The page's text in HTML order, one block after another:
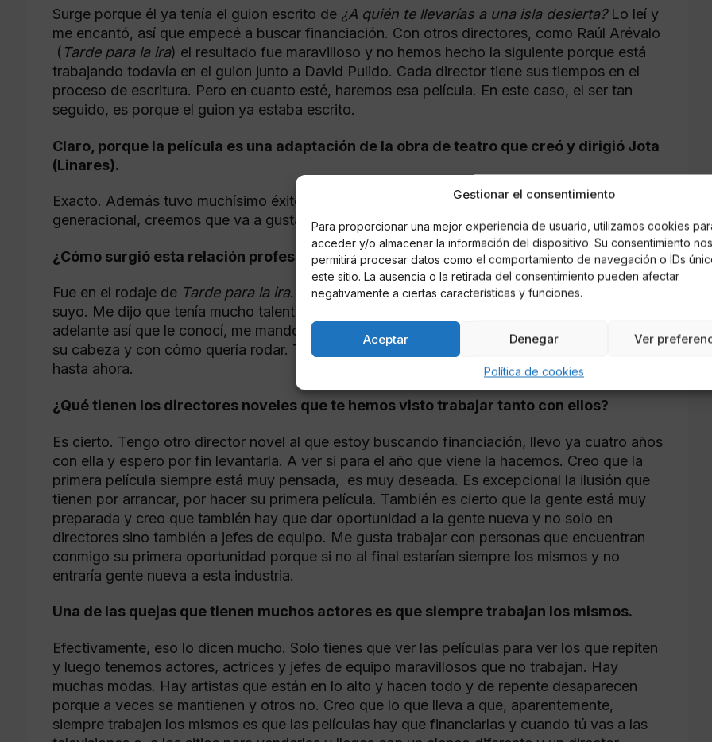
Gestionar el consentimiento
Para proporcionar una mejor experiencia de usuario, utilizamos cookies
acceder y/o almacenar la información del dispositivo. Su consentimiento nos
permitirá procesar datos como el comportamiento de navegación o IDs
este sitio. La ausencia o la retirada del consentimiento pueden afectar
negativamente a ciertas características y funciones.
Aceptar Denegar Ver
Política de cookies
Surge porque él ya tenía el guion escrito de ¿A quién te llevarías a una isla desierta?Lo leí y
me encantó, así que empecé a buscar financiación. Con otros directores, como Raúl Arévalo
( Tarde para la ira) el resultado fue maravilloso y no hemos hecho la siguiente porque está
trabajando todavía en el guion junto a David Pulido. Cada director tiene sus tiempos en el
proceso de escritura. Pero en cuanto esté, haremos esa película. En este caso, el ser tan
seguido, es porque el guion ya estaba escrito.
Claro, porque la película es una adaptación de la obra de teatro que creó y dirigió Jota
(Linares).
Exacto. Además tuvo muchísimo éxito y ha viajado mucho. La película es un viaje
generacional, creemos que va a gustar mucho por el tipo de historia que cuenta.
¿Cómo surgió esta relación profesional entre Jota Linares y tú?
Fue en el rodaje de Tarde para la ira. Manolo Pavón me habló de un director que era amigo
suyo. Me dijo que tenía mucho talento y que quería presentármelo. Un día le dije que
adelante así que le conocí, me mandó su guion y lo leí. Conectamos con la idea que tenía en
su cabeza y con cómo quería rodar. Todo fue muy bien, así que empezamos a trabajar y
hasta ahora.
¿Qué tienen los directores noveles que te hemos visto trabajar tanto con ellos?
Es cierto. Tengo otro director novel al que estoy buscando financiación, llevo ya cuatro años
con ella y espero por fin levantarla. A ver si para el año que viene la hacemos. Creo que la
primera película siempre está muy pensada, es muy deseada. Es excepcional la ilusión que
tienen por arrancar, por hacer su primera película. También es cierto que la gente está muy
preparada y creo que también hay que dar oportunidad a la gente nueva y no solo en
directores sino también a jefes de equipo. Me gusta trabajar con personas que encuentran
conmigo su primera oportunidad porque si no al final estarían siempre los mismos y no
entraría gente nueva a esta industria.
Una de las quejas que tienen muchos actores es que siempre trabajan los mismos.
Efectivamente, eso lo dicen mucho. Solo tienes que ver las películas para ver los que repiten
y luego tenemos actores, actrices y jefes de equipo maravillosos que no trabajan. Hay
muchas modas. Hay artistas que están en lo alto y hacen todo y de repente desaparecen
porque a veces se mantienen y otros no. Creo que lo que lleva a que, aparentemente,
siempre trabajen los mismos es que las películas hay que financiarlas y cuando tú vas a las